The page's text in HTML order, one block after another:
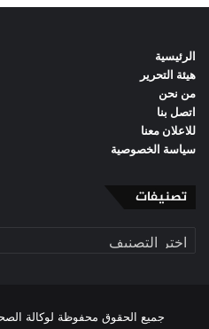
الرئيسية
هيئة التحرير
من نحن
اتصل بنا
للاعلان معنا
سياسة الخصوصية
تصنيفات
تصنيفات
جميع الحقوق محفوظة لوكالة الصحافة